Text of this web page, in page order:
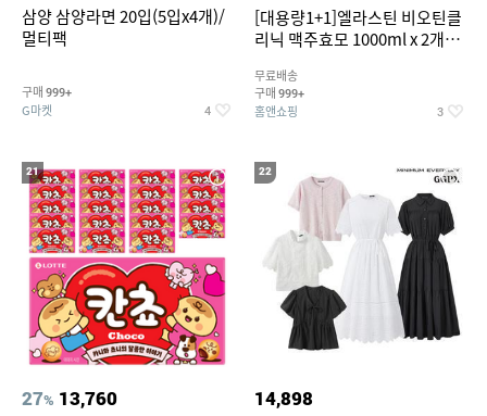
삼양 삼양라면 20입(5입x4개)/
멀티팩
구매 999+
G마켓 4
[대용량1+1]엘라스틴 비오틴클
리닉 맥주효모 1000ml x 2개
무료배송
구매 999+
홈앤쇼핑 3
21
27% 13,760
22
14,898